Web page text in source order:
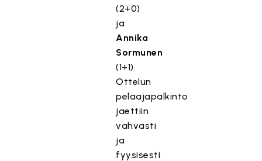
(2+0)
ja
Annika
Sormunen
(1+1).
Ottelun
pelaajapalkinto
jaettiin
vahvasti
ja
fyysisesti